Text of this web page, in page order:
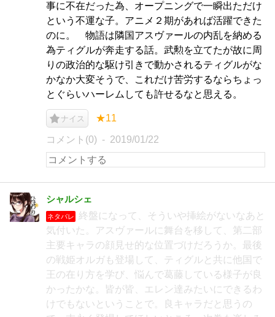
事に不在だった為、オープニングで一瞬出ただけ
という不運な子。アニメ２期があれば活躍できた
のに。 物語は隣国アスヴァールの内乱を納める
為ティグルが奔走する話。武勲を立てたが故に周
りの政治的な駆け引きで動かされるティグルがな
かなか大変そうで、これだけ苦労するならちょっ
とぐらいハーレムしても許せるなと思える。
ナイス ★11
コメント(0) 2019/01/22
シャルシェ
ネタバレ
終盤になって、そういや挿絵がないなあと
気付いた。アスヴァールに舞台を移して、第二部
主要キャラの顔見せ的な位置づけだろうか。最後
の戦姫オルガも登場して、ティグルと共に他国で
王の在り方を学び、悩んで葛藤している様子が良
かったかな。皆が皆、エレン達みたいにできるわ
けでもないということで。良キャラだと思うの